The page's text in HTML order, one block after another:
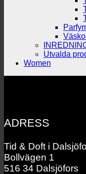
Utvalda
Women
ADRESS
Tid & Doft i
Bollvägen 1
516 34 Dalsjöfors